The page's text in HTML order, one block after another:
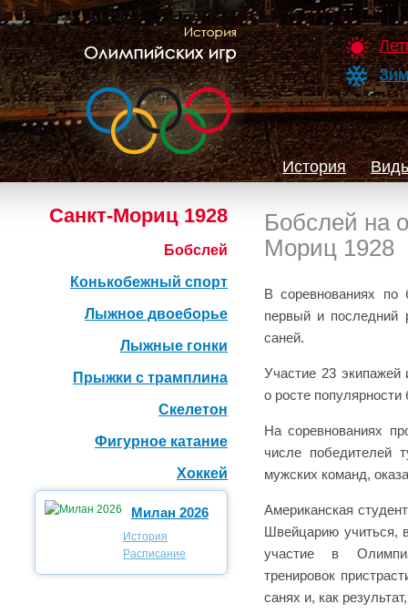
История
Санкт-Мориц 1928
Бобслей
Конькобежный спорт
Лыжное двоеборье
Лыжные гонки
Прыжки с трамплина
Скелетон
Фигурное катание
Хоккей
Милан 2026
История
Расписание
Бобслей на
Мориц 1928
В соревнованиях
первый и последний
саней.
Участие 23 экипажей
о росте популярности
На соревнованиях
числе победителей
мужских команд,
Американская
Швейцарию учиться,
участие в
тренировок
санях и, как